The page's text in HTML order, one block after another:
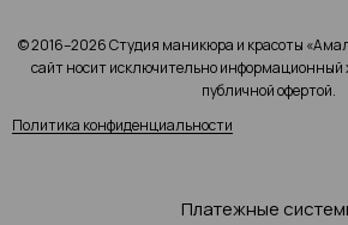
© 2016–2026 Студия маникюра и красоты
сайт носит исключительно информационный
публичной офертой.
Политика конфиденциальности
Платежные